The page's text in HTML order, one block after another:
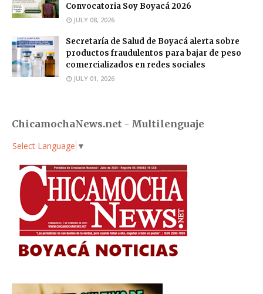
Convocatoria Soy Boyacá 2026
JULY 08, 2026
Secretaría de Salud de Boyacá alerta sobre
productos fraudulentos para bajar de peso
comercializados en redes sociales
JULY 01, 2026
ChicamochaNews.net - Multilenguaje
Select Language ▼